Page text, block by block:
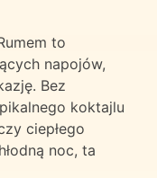
to
napojów,
Bez
koktajlu
ciepłego
noc, ta